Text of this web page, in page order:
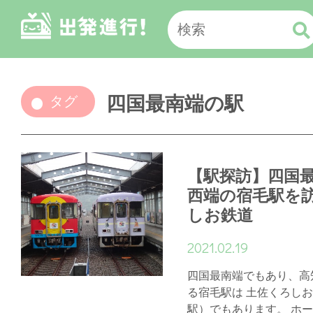
タグ 四国最南端の駅
【駅探訪】四国
西端の宿毛駅を
しお鉄道
2021.02.19
四国最南端でもあり、
る宿毛駅は 土佐くろし
駅）でもあります。 ホ